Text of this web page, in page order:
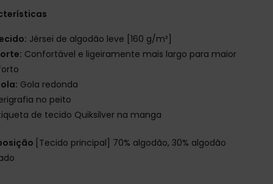
Jérsei de algodão leve [160 g/m²]
Confortável e ligeiramente mais largo para maior
Gola redonda
no peito
de tecido Quiksilver na manga
[Tecido principal] 70% algodão, 30% algodão